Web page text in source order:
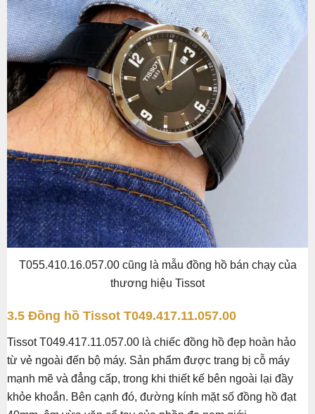
T055.410.16.057.00 cũng là mẫu đồng hồ bán chạy của
thương hiệu Tissot
3.5 Đồng hồ Tissot T049.417.11.057.00
Tissot T049.417.11.057.00 là chiếc đồng hồ đẹp hoàn hảo
từ vẻ ngoài đến bộ máy. Sản phẩm được trang bị cỗ máy
mạnh mẽ và đẳng cấp, trong khi thiết kế bên ngoài lại đầy
khỏe khoắn. Bên cạnh đó, đường kính mặt số đồng hồ đạt